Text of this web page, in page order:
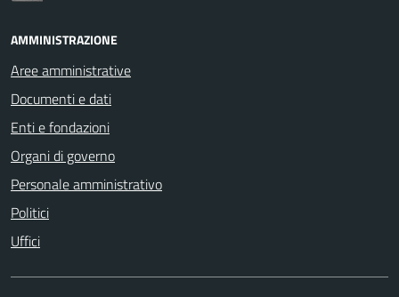
AMMINISTRAZIONE
Aree amministrative
Documenti e dati
Enti e fondazioni
Organi di governo
Personale amministrativo
Politici
Uffici